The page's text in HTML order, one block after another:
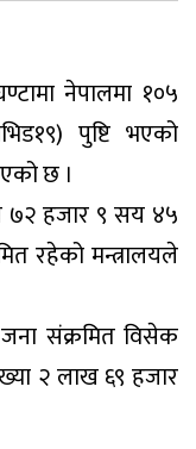
नेपालमा १०५
पुष्टि भएको
छ ।
हजार ९ सय ४५
रहेको मन्त्रालयले
संक्रमित विसेक
२ लाख ६९ हजार